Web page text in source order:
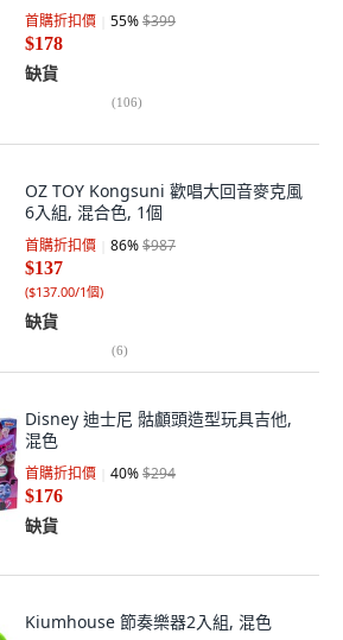
首購折扣價 55%$399
$178
缺貨
(106)
OZ TOY Kongsuni 歡唱大回音麥克風
6入組, 混合色, 1個
首購折扣價 86%$987
$137
($137.00/1個)
缺貨
(6)
Disney 迪士尼 骷顱頭造型玩具吉他,
混色
首購折扣價 40%$294
$176
缺貨
Kiumhouse 節奏樂器2入組, 混色